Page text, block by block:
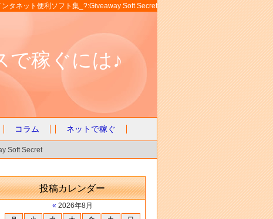
ンタネット便利ソフト集_?:Giveaway Soft Secret
で稼ぐには♪
コラム ネットで稼ぐ
Soft Secret
投稿カレンダー
« 2026年8月